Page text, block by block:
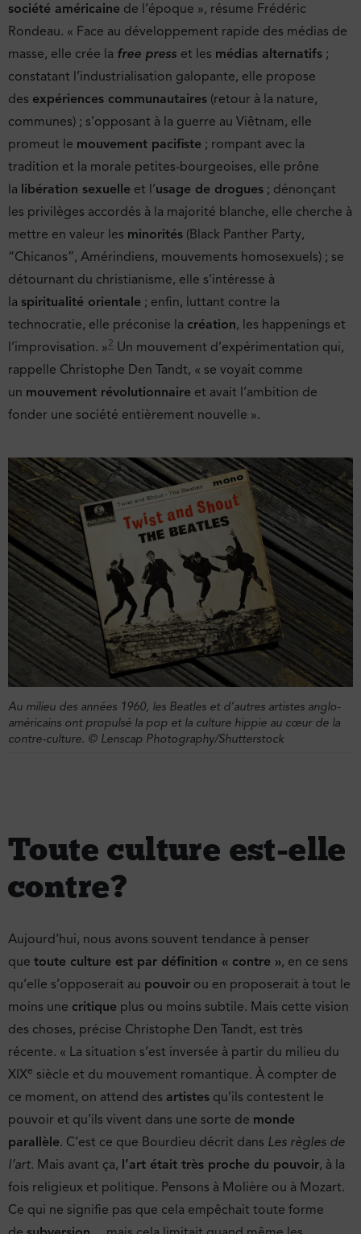
société américaine de l’époque », résume Frédéric
Rondeau. « Face au développement rapide des médias de
masse, elle crée la free press et les médias alternatifs ;
constatant l’industrialisation galopante, elle propose
des expériences communautaires (retour à la nature,
communes) ; s’opposant à la guerre au Viêtnam, elle
promeut le mouvement pacifiste ; rompant avec la
tradition et la morale petites-bourgeoises, elle prône
la libération sexuelle et l’usage de drogues ; dénonçant
les privilèges accordés à la majorité blanche, elle cherche à
mettre en valeur les minorités (Black Panther Party,
“Chicanos”, Amérindiens, mouvements homosexuels) ; se
détournant du christianisme, elle s’intéresse à
la spiritualité orientale ; enfin, luttant contre la
technocratie, elle préconise la création, les happenings et
l’improvisation. »2 Un mouvement d’expérimentation qui,
rappelle Christophe Den Tandt, « se voyait comme
un mouvement révolutionnaire et avait l’ambition de
fonder une société entièrement nouvelle ».
Au milieu des années 1960, les Beatles et d’autres artistes anglo-
américains ont propulsé la pop et la culture hippie au cœur de la
contre-culture. © Lenscap Photography/Shutterstock
Toute culture est-elle
contre ?
Aujourd’hui, nous avons souvent tendance à penser
que toute culture est par définition « contre », en ce sens
qu’elle s’opposerait au pouvoir ou en proposerait à tout le
moins une critique plus ou moins subtile. Mais cette vision
des choses, précise Christophe Den Tandt, est très
récente. « La situation s’est inversée à partir du milieu du
XIXe siècle et du mouvement romantique. À compter de
ce moment, on attend des artistes qu’ils contestent le
pouvoir et qu’ils vivent dans une sorte de monde
parallèle. C’est ce que Bourdieu décrit dans Les règles de
l’art. Mais avant ça, l’art était très proche du pouvoir, à la
fois religieux et politique. Pensons à Molière ou à Mozart.
Ce qui ne signifie pas que cela empêchait toute forme